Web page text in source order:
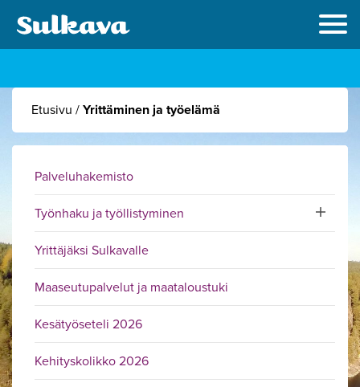
Etusivu /Yrittäminen ja työelämä
Palveluhakemisto
Työnhaku ja työllistyminen
Toggle
Yrittäjäksi Sulkavalle
Maaseutupalvelut ja maataloustuki
Kesätyöseteli 2026
Kehityskolikko 2026